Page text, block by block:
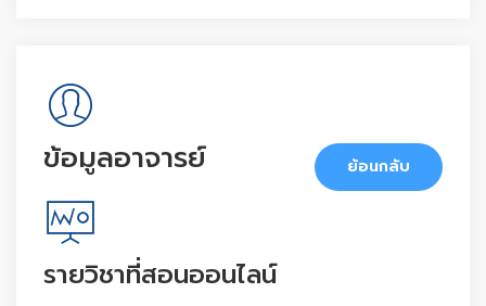
ข้อมูลอาจารย์ ย้อนกลับ
รายวิชาที่สอนออนไลน์